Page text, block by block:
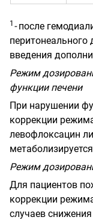
1 -после
перитонеального
введения
Режим
функции печени
При нарушении
коррекции
левофлоксацин
Режим
Для пациентов
коррекции
случаев